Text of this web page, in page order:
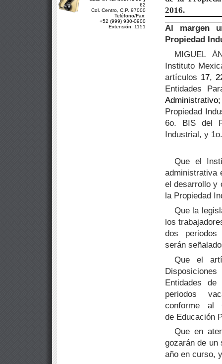
62
Col. Centro, C.P. 97000
Teléfono/Fax:
+52 (999) 930-0900
Extensión: 1151
2016.
Al margen
Propiedad
MIGUEL
Instituto
artículos 17,
Entidades
Propiedad
6o. BIS del
Industrial, y
Que el
administrativa
el desarrollo y
la Propiedad
Que la
los
dos
serán
Que el
Entidades
periodos
conforme al
de Educación
Que en
gozarán de un
año en curso, y